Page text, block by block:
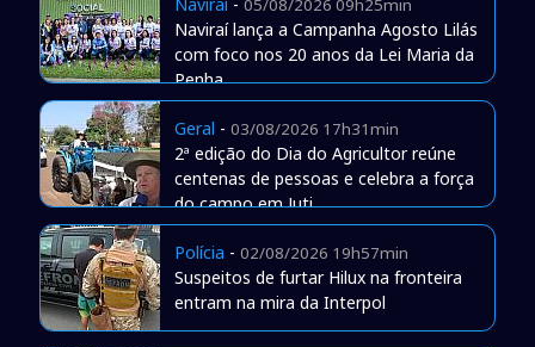
05/08/2026 09h25min
Naviraí lança a Campanha Agosto Lilás
com foco nos 20 anos da Lei Maria da
Penha
Geral - 03/08/2026 17h31min
2ª edição do Dia do Agricultor reúne
centenas de pessoas e celebra a força
do campo em Juti
Polícia - 02/08/2026 19h57min
Suspeitos de furtar Hilux na fronteira
entram na mira da Interpol